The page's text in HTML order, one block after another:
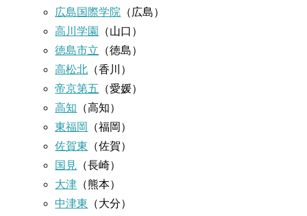
広島国際学院 （広島）
高川学園
（山口）
徳島市立 （徳島）
高松北 （香川）
帝京第五 （愛媛）
高知 （高知）
東福岡
（福岡）
佐賀東 （佐賀）
国見 （長崎）
大津 （熊本）
中津東 （大分）